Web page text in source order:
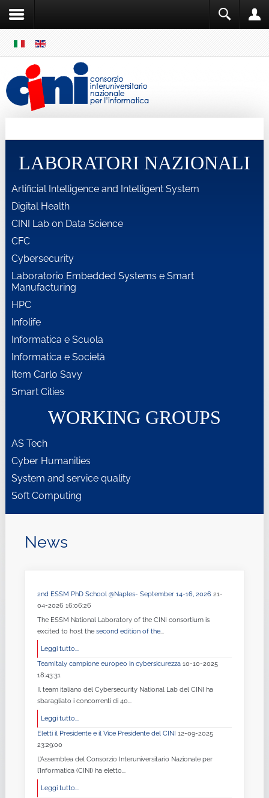
MENU
LABORATORI NAZIONALI
Artificial Intelligence and Intelligent System
Digital Health
CINI Lab on Data Science
CFC
Cybersecurity
Laboratorio Embedded Systems e Smart
Manufacturing
HPC
Infolife
Informatica e Scuola
Informatica e Società
Item Carlo Savy
Smart Cities
WORKING GROUPS
AS Tech
Cyber Humanities
System and service quality
Soft Computing
News
2nd ESSM PhD School @Naples- September 14-16, 2026 21-
04-2026 16:06:26
The ESSM National Laboratory of the CINI consortium is
excited to host the second edition of the...
Leggi tutto...
TeamItaly campione europeo in cybersicurezza 10-10-2025
18:43:31
Il team italiano del Cybersecurity National Lab del CINI ha
sbaragliato i concorrenti di 40...
Leggi tutto...
Eletti il Presidente e il Vice Presidente del CINI 12-09-2025
23:29:00
L’Assemblea del Consorzio Interuniversitario Nazionale per
l’Informatica (CINI) ha eletto...
Leggi tutto...